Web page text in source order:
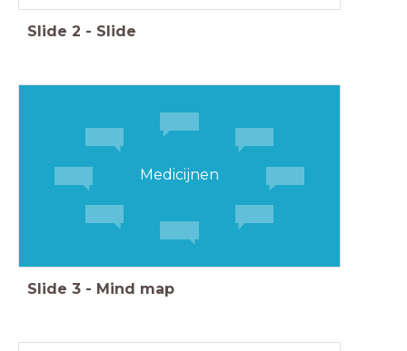
Slide 2 - Slide
Medicijnen
Slide 3 - Mind map